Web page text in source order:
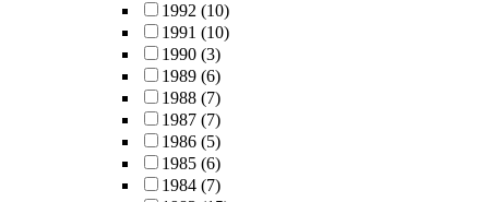
1992 (10)
1991 (10)
1990 (3)
1989 (6)
1988 (7)
1987 (7)
1986 (5)
1985 (6)
1984 (7)